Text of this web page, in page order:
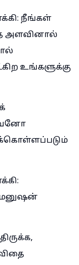
நீங்கள்
அளவினால்
உங்களுக்கு
மனுஷன்